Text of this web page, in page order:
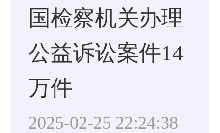
国检察机关办理
公益诉讼案件14
万件
2025-02-25 22:24:38